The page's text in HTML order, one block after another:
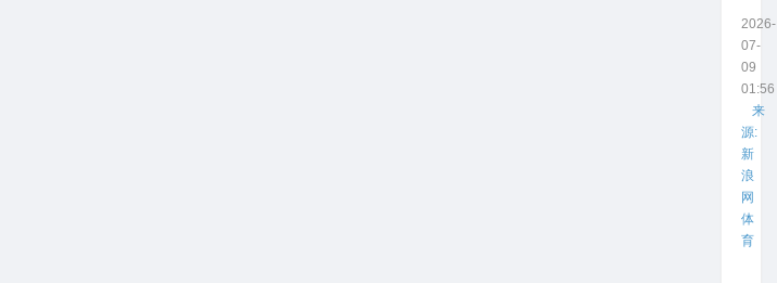
2026-
07-
09
01:56
来
源:
新
浪
网
体
育